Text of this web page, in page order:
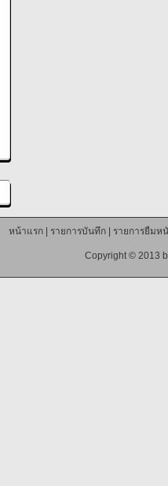
หน้าแรก| รายการบันทึก| รายการยืมห
Copyright © 2013